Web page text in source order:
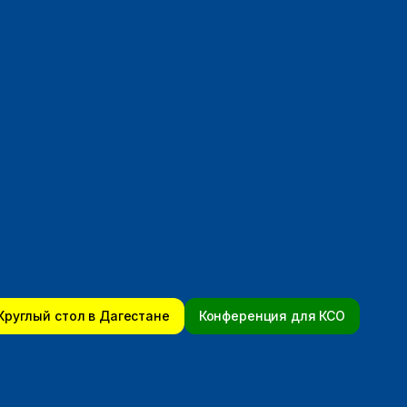
стол в Дагестане Конференция для КСО